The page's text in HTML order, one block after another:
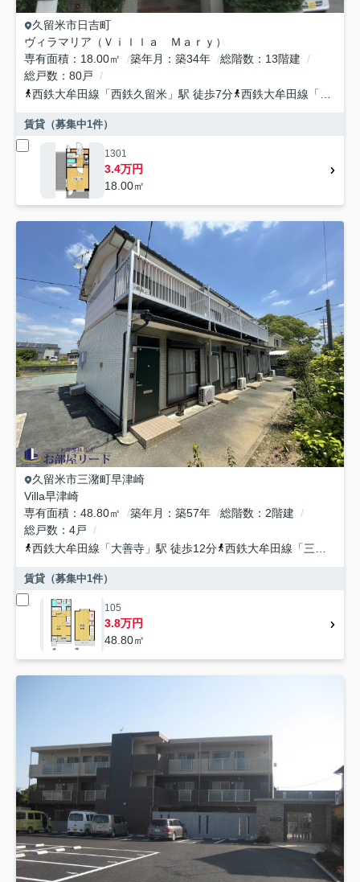
久留米市日吉町
ヴィラマリア（Ｖｉｌｌａ Ｍａｒｙ）
専有面積
18.00㎡ 築年月 築34年 総階数
13階建
総戸数
80戸
西鉄大牟田線 「西鉄久留米 」駅 徒歩7分 西鉄大牟田線 「 櫛原
賃貸（募集中1件）
1301
3.4万円
18.00㎡
久留米市三潴町早津崎
Villa早津崎
専有面積
48.80㎡ 築年月 築57年 総階数
2階建
総戸数
4戸
西鉄大牟田線 「大善寺 」駅 徒歩12分 西鉄大牟田線 「三潴
賃貸（募集中1件）
105
3.8万円
48.80㎡